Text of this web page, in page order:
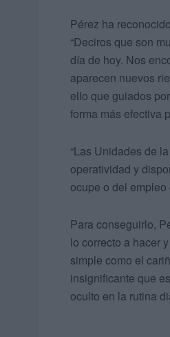
Pérez ha
“Deciros que son
día de hoy. Nos
aparecen nuevos
ello que guiados
forma más efectiva
“Las Unidades de
operatividad y
ocupe o del empleo
Para conseguirlo,
lo correcto a hacer
simple como el
insignificante que
oculto en la rutina